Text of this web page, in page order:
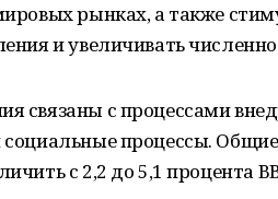
рынках, а также
и увеличивать
связаны с процессами
социальные процессы.
с 2,2 до 5,1 процента